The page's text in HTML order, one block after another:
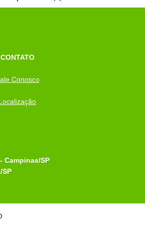
CONTATO
Conosco
Campinas/SP